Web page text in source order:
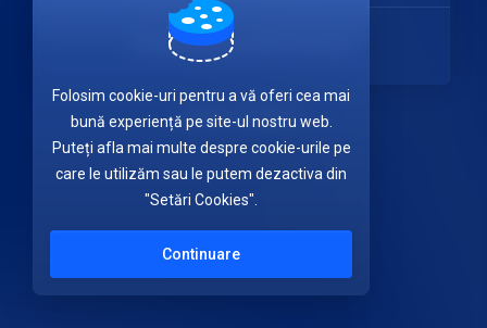
Nu aveți încă un cont?
Limba: Română
Folosim cookie-uri pentru a vă oferi cea mai
bună experiență pe site-ul nostru web.
Puteți afla mai multe despre cookie-urile pe
care le utilizăm sau le putem dezactiva din
"Setări Cookies".
Continuare